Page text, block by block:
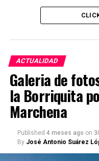
ACTUALIDAD
Galeria de
la Borriquita
Marchena
Published 4 meses ago on
By José Antonio Suárez